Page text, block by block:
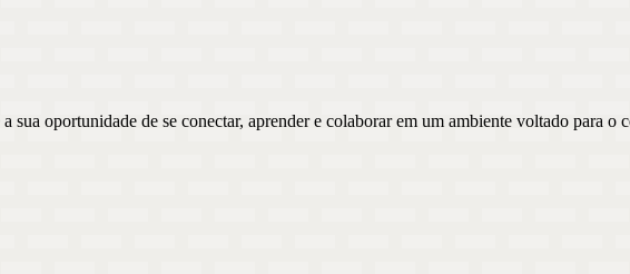
sua oportunidade de se conectar, aprender e colaborar em um ambiente voltado para o